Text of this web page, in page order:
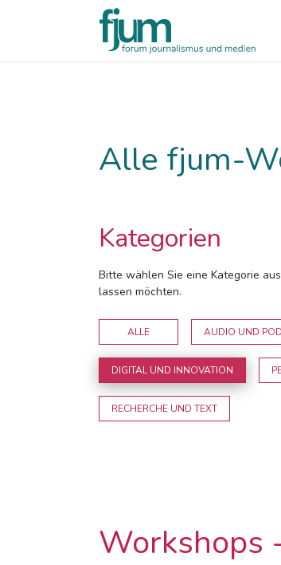
Alle fjum-
Kategorien
Bitte wählen Sie eine Kategorie
lassen möchten.
ALLE AUDIO UND
DIGITAL UND INNOVATION
RECHERCHE UND TEXT
Workshops